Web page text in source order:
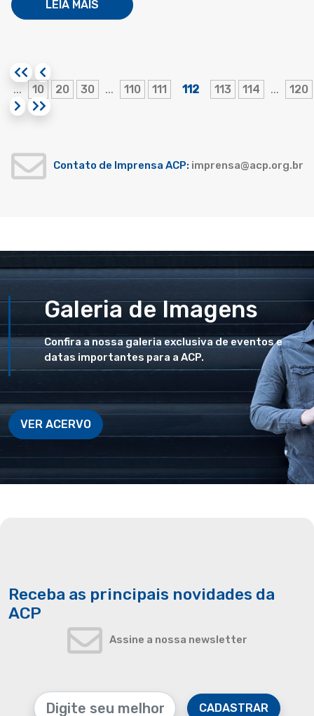
LEIA MAIS
... 10 20 30 ... 110 111 112 113 114 ... 120
Contato de Imprensa ACP: imprensa@acp.org.br
Galeria de Imagens
Confira a nossa galeria exclusiva de eventos e
datas importantes para a ACP.
VER ACERVO
Receba as principais novidades da
ACP
Assine a nossa newsletter
CADASTRAR